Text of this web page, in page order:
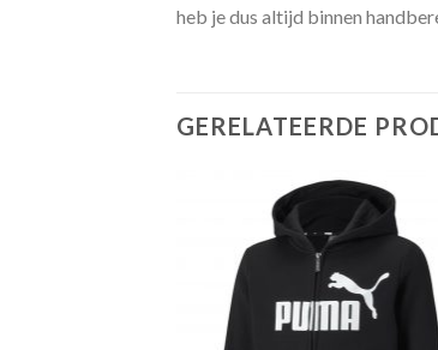
heb je dus altijd binnen
GERELATEERDE